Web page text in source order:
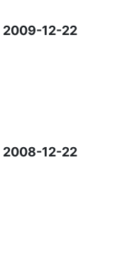
2009-12-22
2008-12-22